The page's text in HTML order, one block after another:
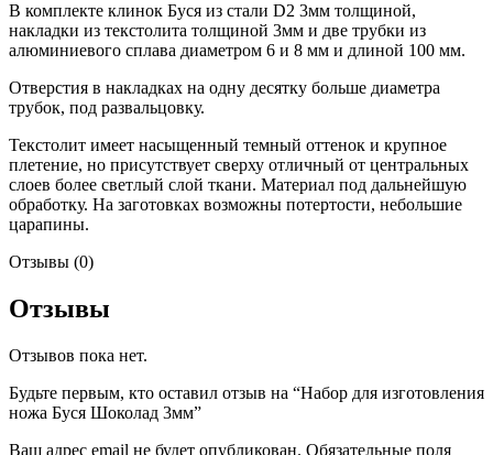
В комплекте клинок Буся из стали D2 3мм толщиной,
накладки из текстолита толщиной 3мм и две трубки из
алюминиевого сплава диаметром 6 и 8 мм и длиной 100 мм.
Отверстия в накладках на одну десятку больше диаметра
трубок, под развальцовку.
Текстолит имеет насыщенный темный оттенок и крупное
плетение, но присутствует сверху отличный от центральных
слоев более светлый слой ткани. Материал под дальнейшую
обработку. На заготовках возможны потертости, небольшие
царапины.
Отзывы (0)
Отзывы
Отзывов пока нет.
Будьте первым, кто оставил отзыв на “Набор для изготовления
ножа Буся Шоколад 3мм”
Ваш адрес email не будет опубликован. Обязательные поля